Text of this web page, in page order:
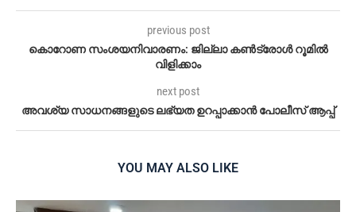
previous post
കൊറോണ സംശയനിവാരണം: ജില്ലാ കൺട്രോൾ റൂമിൽ
വിളിക്കാം
next post
അവശ്യ സാധനങ്ങളുടെ ലഭ്യത ഉറപ്പാക്കാൻ പോലീസ് ആപ്പ്
YOU MAY ALSO LIKE